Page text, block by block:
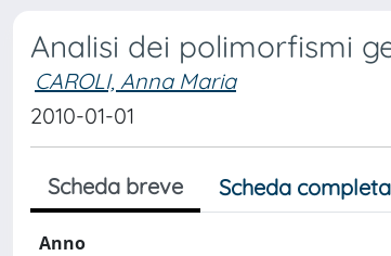
Analisi dei polimorfismi
CAROLI, Anna Maria
2010-01-01
Scheda breve Scheda completa
Anno